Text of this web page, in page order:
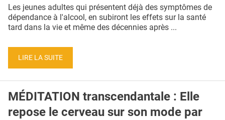
QUI SOMMES-NOUS ?
CONDITIONS GÉNÉRALES
CRÉDITS
Les jeunes adultes qui présentent déjà des symptômes de
dépendance à l'alcool, en subiront les effets sur la santé
tard dans la vie et même des décennies après ...
LIRE LA SUITE
MÉDITATION transcendantale : Elle
repose le cerveau sur son mode par